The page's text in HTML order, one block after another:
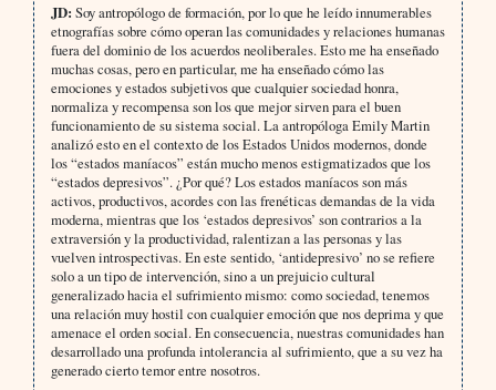
JD: Soy antropólogo de formación, por lo que he leído innumerables
etnografías sobre cómo operan las comunidades y relaciones humanas
fuera del dominio de los acuerdos neoliberales. Esto me ha enseñado
muchas cosas, pero en particular, me ha enseñado cómo las
emociones y estados subjetivos que cualquier sociedad honra,
normaliza y recompensa son los que mejor sirven para el buen
funcionamiento de su sistema social. La antropóloga Emily Martin
analizó esto en el contexto de los Estados Unidos modernos, donde
los “estados maníacos” están mucho menos estigmatizados que los
“estados depresivos”. ¿Por qué? Los estados maníacos son más
activos, productivos, acordes con las frenéticas demandas de la vida
moderna, mientras que los ‘estados depresivos’ son contrarios a la
extraversión y la productividad, ralentizan a las personas y las
vuelven introspectivas. En este sentido, ‘antidepresivo’ no se refiere
solo a un tipo de intervención, sino a un prejuicio cultural
generalizado hacia el sufrimiento mismo: como sociedad, tenemos
una relación muy hostil con cualquier emoción que nos deprima y que
amenace el orden social. En consecuencia, nuestras comunidades han
desarrollado una profunda intolerancia al sufrimiento, que a su vez ha
generado cierto temor entre nosotros.